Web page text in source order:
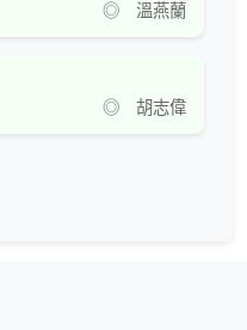
◎ 溫燕蘭
◎ 胡志偉